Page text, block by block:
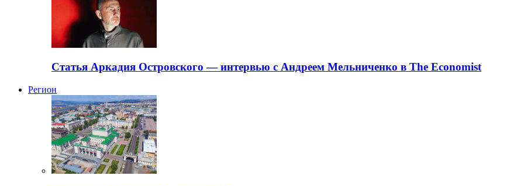
Статья Аркадия Островского — интервью с Андреем Мельниченко в The Economist
Регион